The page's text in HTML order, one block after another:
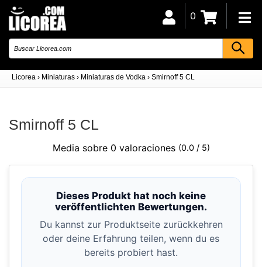
Licorea › Miniaturas › Miniaturas de Vodka › Smirnoff 5 CL
0
Smirnoff 5 CL
Media sobre 0 valoraciones (0.0 / 5)
Dieses Produkt hat noch keine
veröffentlichten Bewertungen.
Du kannst zur Produktseite zurückkehren
oder deine Erfahrung teilen, wenn du es
bereits probiert hast.